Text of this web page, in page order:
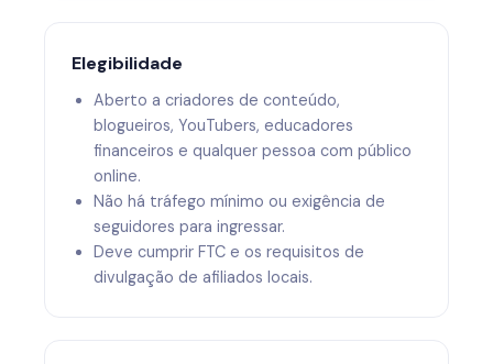
Elegibilidade
Aberto a criadores de conteúdo,
blogueiros, YouTubers, educadores
financeiros e qualquer pessoa com público
online.
Não há tráfego mínimo ou exigência de
seguidores para ingressar.
Deve cumprir FTC e os requisitos de
divulgação de afiliados locais.